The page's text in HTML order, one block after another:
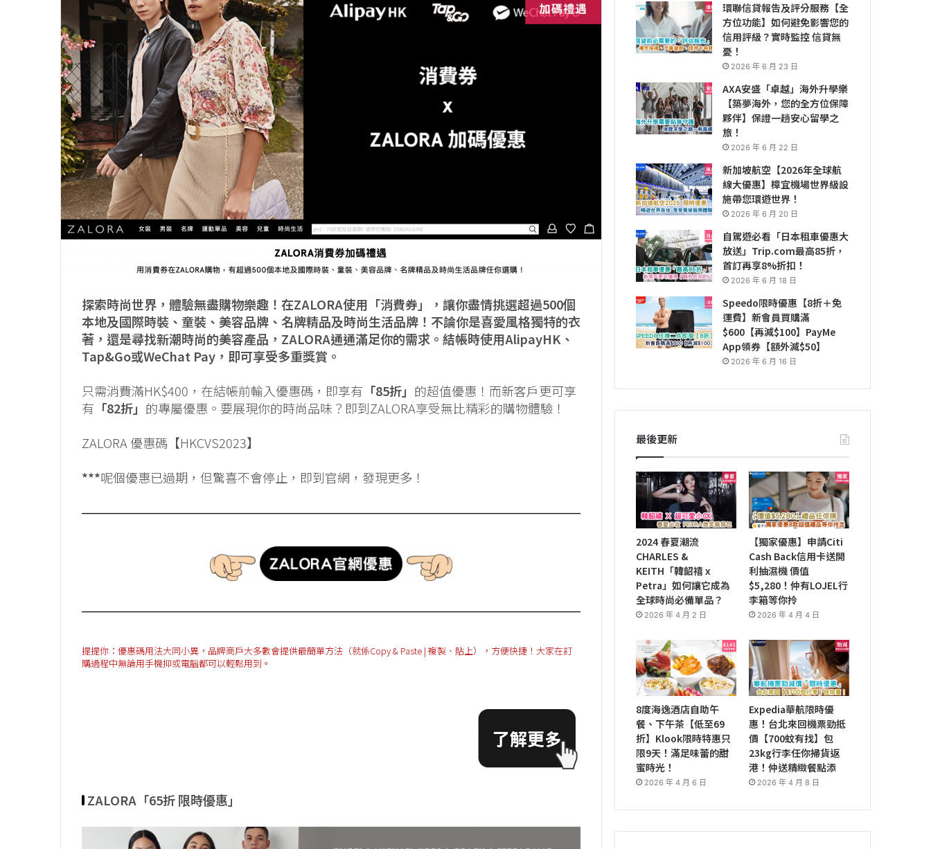
探索時尚世界，體驗無盡購物樂趣！在ZALORA使用「消費券」，讓你盡情挑選超過500個
本地及國際時裝、童裝、美容品牌、名牌精品及時尚生活品牌！不論你是喜愛風格獨特的衣
著，還是尋找新潮時尚的美容產品，ZALORA通通滿足你的需求。結帳時使用AlipayHK、
Tap&Go或WeChat Pay，即可享受多重獎賞。
只需消費滿HK$400，在結帳前輸入優惠碼，即享有 「85折」 的超值優惠！而新客戶更可享
有 「82折」 的專屬優惠。要展現你的時尚品味？即到ZALORA享受無比精彩的購物體驗！
ZALORA 優惠碼【HKCVS2023】
***呢個優惠已過期，但驚喜不會停止，即到官網，發現更多！
提提你：優惠碼用法大同小異，品牌商戶大多數會提供最簡單方法（就係Copy & Paste | 複製、貼上），方便快捷！大家在訂
購過程中無論用手機抑或電腦都可以輕鬆用到。
ZALORA「65折 限時優惠」
環聯信貸報告及評分服務【全
方位功能】如何避免影響您的
信用評級？實時監控 信貸無
憂！
2026 年 6 月 23 日
AXA安盛「卓越」海外升學樂
【築夢海外，您的全方位保障
夥伴】保證一趟安心留學之
旅！
2026 年 6 月 22 日
新加坡航空【2026年全球航
線大優惠】樟宜機場世界級設
施帶您環遊世界！
2026 年 6 月 20 日
自駕遊必看「日本租車優惠大
放送」Trip.com最高85折，
首訂再享8%折扣！
2026 年 6 月 18 日
Speedo限時優惠【8折＋免
運費】新會員買購滿
$600【再減$100】PayMe
App領券【額外減$50】
2026 年 6 月 16 日
最後更新
2024 春夏潮流
CHARLES &
KEITH「韓韶禧 x
Petra」如何讓它成為
全球時尚必備單品？
2026 年 4 月 2 日
【獨家優惠】申請Citi
Cash Back信用卡送開
利抽濕機 價值
$5,280！仲有LOJEL行
李箱等你拎
2026 年 4 月 4 日
8度海逸酒店自助午
餐、下午茶【低至69
折】Klook限時特惠只
限9天！滿足味蕾的甜
蜜時光！
2026 年 4 月 6 日
Expedia華航限時優
惠！台北來回機票勁抵
價【700蚊有找】包
23kg行李任你掃貨返
港！仲送精緻餐點添
2026 年 4 月 8 日